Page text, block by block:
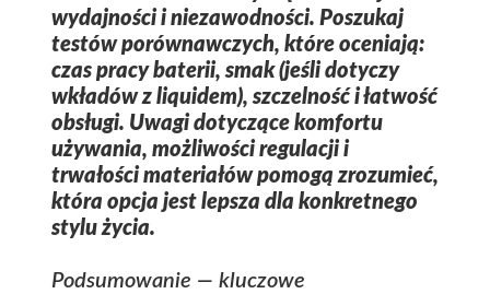
wydajności i niezawodności. Poszukaj
testów porównawczych, które oceniają:
czas pracy baterii, smak (jeśli dotyczy
wkładów z liquidem), szczelność i łatwość
obsługi. Uwagi dotyczące komfortu
używania, możliwości regulacji i
trwałości materiałów pomogą zrozumieć,
która opcja jest lepsza dla konkretnego
stylu życia.
Podsumowanie — kluczowe